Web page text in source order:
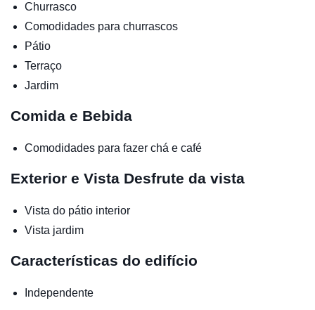
Churrasco
Comodidades para churrascos
Pátio
Terraço
Jardim
Comida e Bebida
Comodidades para fazer chá e café
Exterior e Vista Desfrute da vista
Vista do pátio interior
Vista jardim
Características do edifício
Independente